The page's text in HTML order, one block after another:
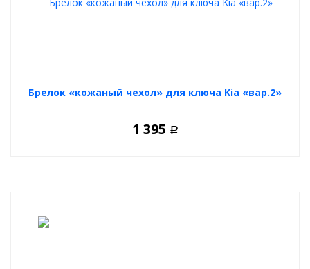
Брелок «кожаный чехол» для ключа Kia «вар.2»
1 395 Р